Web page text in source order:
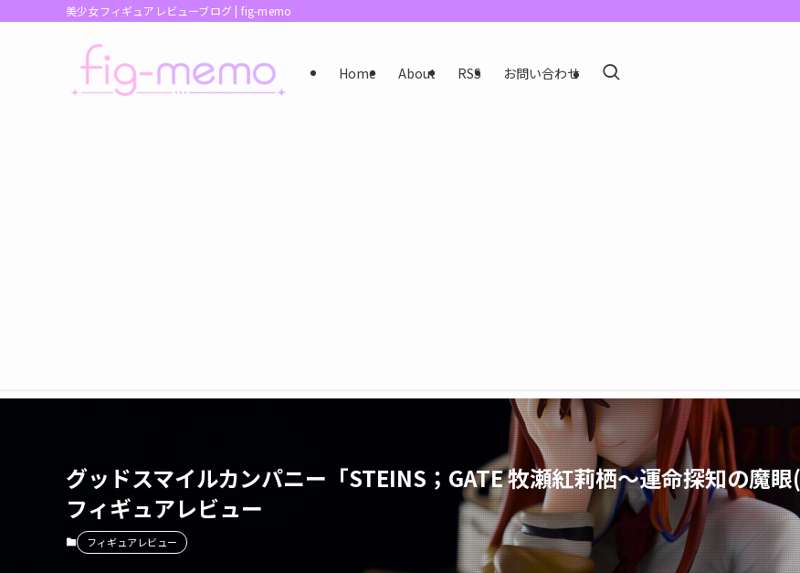
美少女フィギュアレビューブログ | fig-memo
Home About RSS お問い合わせ
グッドスマイルカンパニー「STEINS；GATE 牧瀬紅莉栖～運命探知の魔眼
フィギュアレビュー
フィギュアレビュー